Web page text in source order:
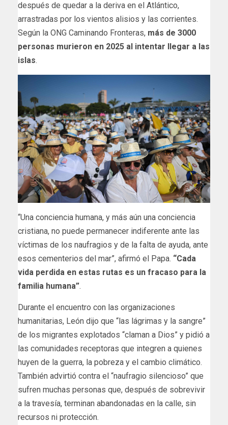
después de quedar a la deriva en el Atlántico,
arrastradas por los vientos alisios y las corrientes.
Según la ONG Caminando Fronteras, más de 3000
personas murieron en 2025 al intentar llegar a las
islas.
“Una conciencia humana, y más aún una conciencia
cristiana, no puede permanecer indiferente ante las
víctimas de los naufragios y de la falta de ayuda, ante
esos cementerios del mar”, afirmó el Papa. “Cada
vida perdida en estas rutas es un fracaso para la
familia humana”.
Durante el encuentro con las organizaciones
humanitarias, León dijo que “las lágrimas y la sangre”
de los migrantes explotados “claman a Dios” y pidió a
las comunidades receptoras que integren a quienes
huyen de la guerra, la pobreza y el cambio climático.
También advirtió contra el “naufragio silencioso” que
sufren muchas personas que, después de sobrevivir
a la travesía, terminan abandonadas en la calle, sin
recursos ni protección.